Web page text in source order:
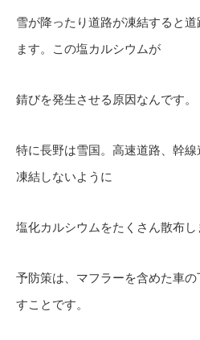
雪が降ったり道路が凍結すると
ます。この塩カルシウムが
錆びを発生させる原因なんです。
特に長野は雪国。高速道路、幹
凍結しないように
塩化カルシウムをたくさん散布し
予防策は、マフラーを含めた車
すことです。